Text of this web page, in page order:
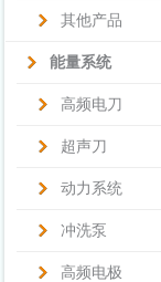
其他产品
能量系统
高频电刀
超声刀
动力系统
冲洗泵
高频电极